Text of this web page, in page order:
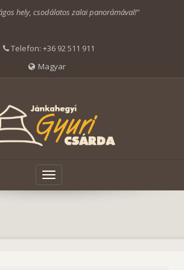
hely, csodálatos zalai panorámával!"
Telefon: +36 92 511 911
Magyar
Toggle
navigation